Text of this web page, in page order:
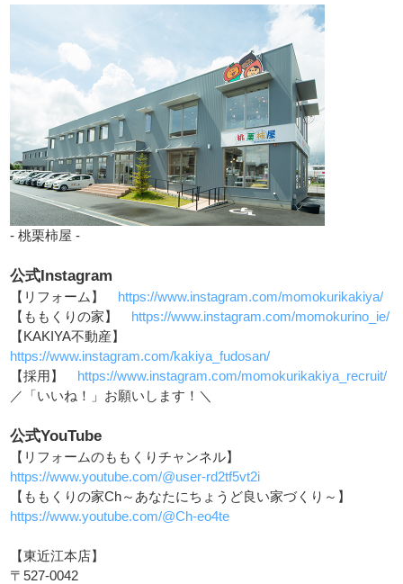
- 桃栗柿屋 -
公式Instagram
【リフォーム】
https://www.instagram.com/momokurikakiya/
【ももくりの家】
https://www.instagram.com/momokurino_ie/
【KAKIYA不動産】
https://www.instagram.com/kakiya_fudosan/
【採用】
https://www.instagram.com/momokurikakiya_recruit/
／「いいね！」お願いします！＼
公式YouTube
【リフォームのももくりチャンネル】
https://www.youtube.com/@user-rd2tf5vt2i
【ももくりの家Ch～あなたにちょうど良い家づくり～】
https://www.youtube.com/@Ch-eo4te
【東近江本店】
〒527-0042